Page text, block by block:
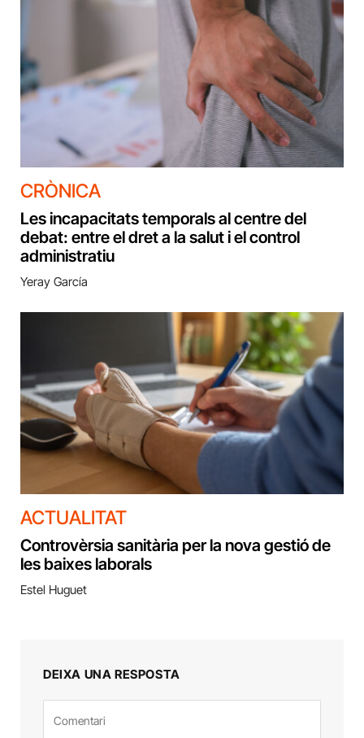
CRÒNICA
Les incapacitats temporals al centre del
debat: entre el dret a la salut i el control
administratiu
Yeray García
ACTUALITAT
Controvèrsia sanitària per la nova gestió de
les baixes laborals
Estel Huguet
DEIXA UNA RESPOSTA